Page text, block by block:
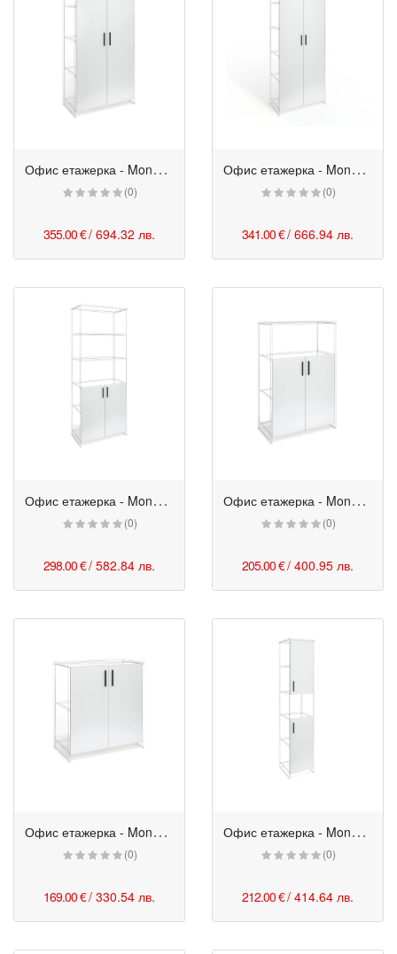
О
фис етажерка - Monaco с цели врати 80/40/162h см бяла
(0)
355.00 €/ 694.32 лв.
О
фис етажерка - Monaco с цели врати 80/40/200h см бяла
(0)
341.00 €/ 666.94 лв.
О
фис етажерка - Monaco с 2/5 врати 80/40/200h см бяла
(0)
298.00 €/ 582.84 лв.
О
фис етажерка - Monaco 2/3 врати 80/40/120h см бяла
(0)
205.00 €/ 400.95 лв.
О
фис етажерка - Monaco с цели врати 80/40/85h см бяла
(0)
169.00 €/ 330.54 лв.
О
фис етажерка - Monaco с врати, частично открита 42/40/200h см бяла
(0)
212.00 €/ 414.64 лв.